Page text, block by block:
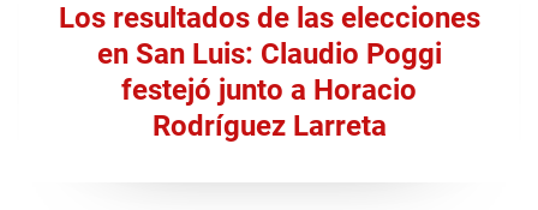
Los resultados de las elecciones
en San Luis: Claudio Poggi
festejó junto a Horacio
Rodríguez Larreta